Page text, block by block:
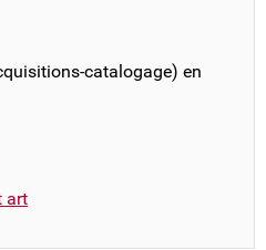
catalogage) en
art